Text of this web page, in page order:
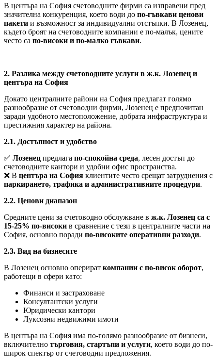
В центъра на София счетоводните фирми са изправени пред
значителна конкуренция, което води до по-гъвкави ценови
пакети и възможност за индивидуални отстъпки. В Лозенец,
където броят на счетоводните компании е по-малък, цените
често са по-високи и по-малко гъвкави.
2. Разлика между счетоводните услуги в ж.к. Лозенец и
центъра на София
Докато централните райони на София предлагат голямо
разнообразие от счетоводни фирми, Лозенец е предпочитан
заради удобното местоположение, добрата инфраструктура и
престижния характер на района.
2.1. Достъпност и удобство
✅ Лозенец предлага по-спокойна среда, лесен достъп до
счетоводните кантори и удобни офис пространства.
❌ В центъра на София клиентите често срещат затруднения с
паркирането, трафика и административните процедури.
2.2. Ценови диапазон
Средните цени за счетоводно обслужване в ж.к. Лозенец са с
15-25% по-високи в сравнение с тези в централните части на
София, основно поради по-високите оперативни разходи.
2.3. Вид на бизнесите
В Лозенец основно оперират компании с по-висок оборот,
работещи в сфери като:
Финанси и застраховане
Консултантски услуги
Юридически кантори
Луксозни недвижими имоти
В центъра на София има по-голямо разнообразие от бизнеси,
включително търговия, стартъпи и услуги, което води до по-
широк спектър от счетоводни предложения.